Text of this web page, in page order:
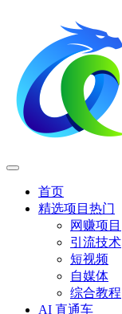
首页
精选项目 热门
网赚项目
引流技术
短视频
自媒体
综合教程
AI 直通车